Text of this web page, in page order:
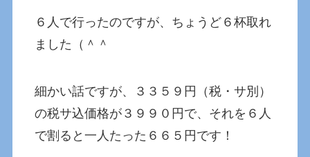
６人で行ったのですが、ちょうど６杯取れ
ました（＾＾
細かい話ですが、３３５９円（税・サ別）
の税サ込価格が３９９０円で、それを６人
で割ると一人たった６６５円です！